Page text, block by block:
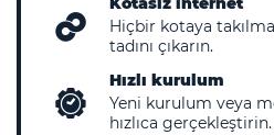
Hiçbir kotaya
tadını çıkarın.
Hızlı kurulum
Yeni kurulum veya
hızlıca gerçekleştirin.